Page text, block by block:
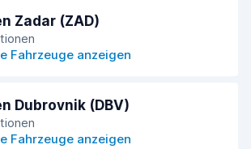
Zadar (ZAD)
Fahrzeuge anzeigen
Dubrovnik (DBV)
Fahrzeuge anzeigen